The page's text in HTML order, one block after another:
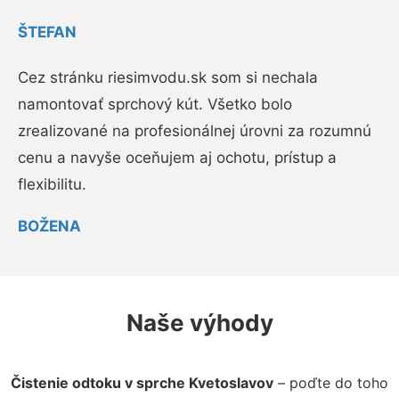
ŠTEFAN
Cez stránku riesimvodu.sk som si nechala
namontovať sprchový kút. Všetko bolo
zrealizované na profesionálnej úrovni za rozumnú
cenu a navyše oceňujem aj ochotu, prístup a
flexibilitu.
BOŽENA
Naše výhody
Čistenie odtoku v sprche Kvetoslavov – poďte do toho